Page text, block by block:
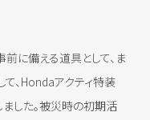
に備える道具として、ま
、Hondaアクティ特装
した。被災時の初期活